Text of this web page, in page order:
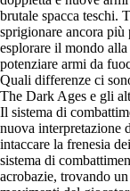
brutale spacca teschi.
sprigionare ancora
esplorare il mondo
potenziare armi da
Quali differenze ci
The Dark Ages e gli
Il sistema di
nuova interpretazione
intaccare la frenesia
sistema di
acrobazie, trovando